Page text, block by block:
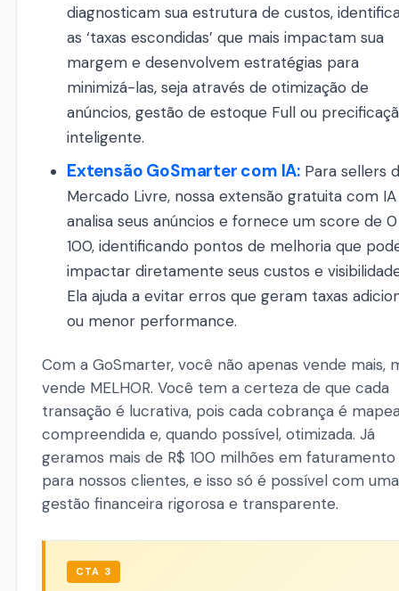
diagnosticam sua estrutura de custos,
as ‘taxas escondidas’ que mais impactam sua
margem e desenvolvem estratégias para
minimizá-las, seja através de otimização de
anúncios, gestão de estoque Full ou
inteligente.
Extensão GoSmarter com IA: Para sellers
Mercado Livre, nossa extensão gratuita com IA
analisa seus anúncios e fornece um score de
100, identificando pontos de melhoria que
impactar diretamente seus custos e
Ela ajuda a evitar erros que geram taxas
ou menor performance.
Com a GoSmarter, você não apenas vende mais,
vende MELHOR. Você tem a certeza de que cada
transação é lucrativa, pois cada cobrança é
compreendida e, quando possível, otimizada. Já
geramos mais de R$ 100 milhões em faturamento
para nossos clientes, e isso só é possível com uma
gestão financeira rigorosa e transparente.
CTA 3